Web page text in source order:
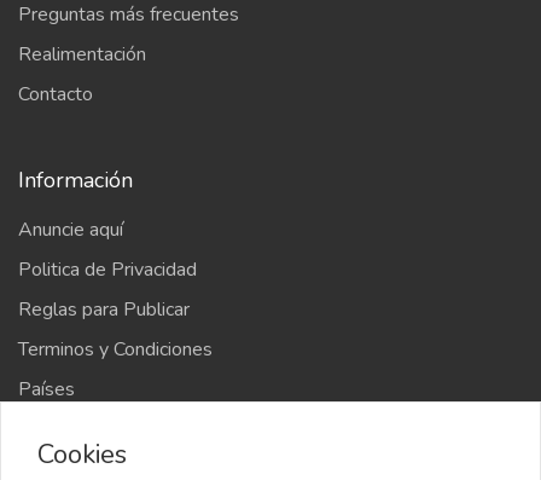
Preguntas más frecuentes
Realimentación
Contacto
Información
Anuncie aquí
Politica de Privacidad
Reglas para Publicar
Terminos y Condiciones
Países
Cookies